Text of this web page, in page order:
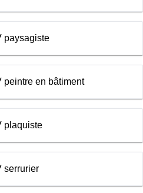
paysagiste
peintre en bâtiment
plaquiste
serrurier